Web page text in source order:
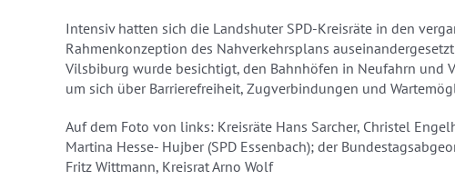
Intensiv hatten sich die Landshuter SPD-Kreisräte in den
Rahmenkonzeption des Nahverkehrsplans
Vilsbiburg wurde besichtigt, den Bahnhöfen in Neufahrn und
um sich über Barrierefreiheit, Zugverbindungen und
Auf dem Foto von links: Kreisräte Hans Sarcher, Christel
Martina Hesse- Hujber (SPD Essenbach); der
Fritz Wittmann, Kreisrat Arno Wolf